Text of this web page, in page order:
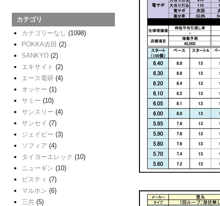
カテゴリ
カテゴリーなし (1098)
POKKA吉田 (2)
SANKYO (2)
エキサイト (2)
エース電研 (4)
オッケー (1)
サミー (10)
サンスリー (4)
サンセイ (7)
ジェイビー (3)
ソフィア (4)
タイヨーエレック (10)
ニューギン (10)
ビスティ (7)
マルホン (6)
三共 (5)